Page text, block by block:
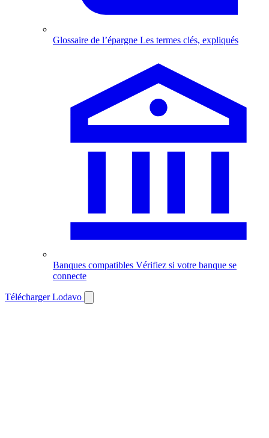
Glossaire de l’épargne Les termes clés, expliqués
Banques compatibles Vérifiez si votre banque se
connecte
Télécharger Lodavo